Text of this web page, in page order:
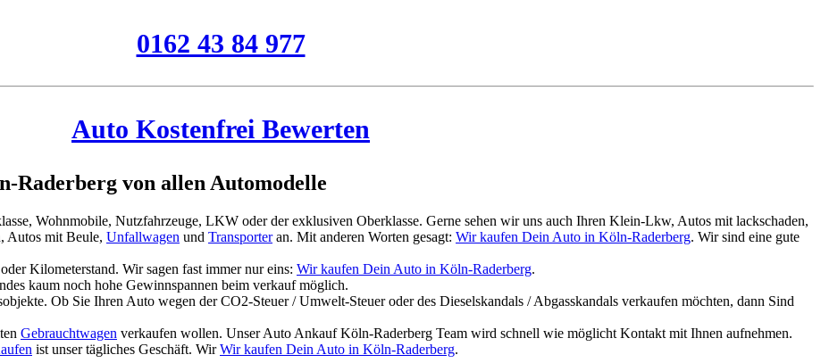
0162 43 84 977
Auto Kostenfrei Bewerten
Raderberg von allen Automodelle
Wohnmobile, Nutzfahrzeuge, LKW oder der exklusiven Oberklasse. Gerne sehen wir uns auch Ihren Klein-Lkw, Autos mit lackschaden,
Autos mit Beule, Unfallwagen und Transporteran. Mit anderen Worten gesagt: Wir kaufen Dein Auto in Köln-Raderberg. Wir sind eine gute
Kilometerstand. Wir sagen fast immer nur eins: Wir kaufen Dein Auto in Köln-Raderberg.
kaum noch hohe Gewinnspannen beim verkauf möglich.
Ob Sie Ihren Auto wegen der CO2-Steuer / Umwelt-Steuer oder des Dieselskandals / Abgasskandals verkaufen möchten, dann Sind
Gebrauchtwagen verkaufen wollen. Unser Auto Ankauf Köln-Raderberg Team wird schnell wie möglicht Kontakt mit Ihnen aufnehmen.
ist unser tägliches Geschäft. WirWir kaufen Dein Auto in Köln-Raderberg.